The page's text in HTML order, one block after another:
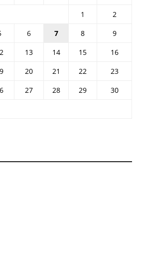
1
2
6 7 8
9
13 14 15
16
20 21 22
23
27 28 29
30